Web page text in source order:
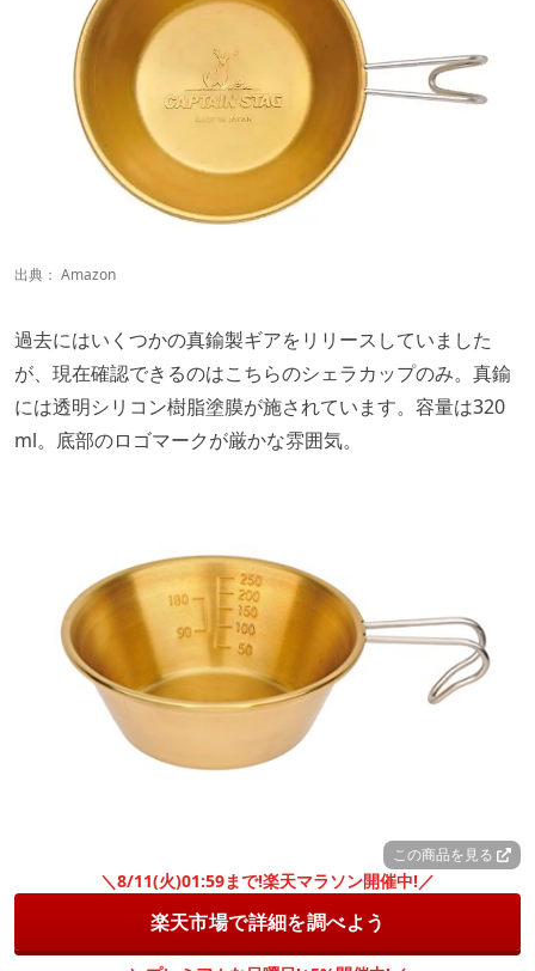
出典： Amazon
過去にはいくつかの真鍮製ギアをリリースしていました
が、現在確認できるのはこちらのシェラカップのみ。真鍮
には透明シリコン樹脂塗膜が施されています。容量は320
ml。底部のロゴマークが厳かな雰囲気。
この商品を見る
＼8/11(火)01:59まで!楽天マラソン開催中!／
楽天市場で詳細を調べよう